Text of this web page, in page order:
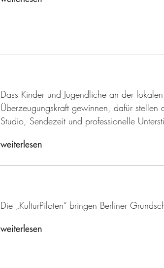
Dass Kinder und Jugendliche an der
Überzeugungskraft gewinnen, dafür stellen
Studio, Sendezeit und professionelle
weiterlesen
Die „KulturPiloten“ bringen Berliner
weiterlesen